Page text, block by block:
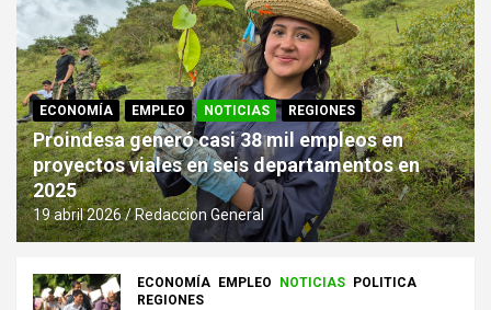
ECONOMÍA EMPLEO NOTICIAS REGIONES
Proindesa generó casi 38 mil empleos en
proyectos viales en seis departamentos en
2025
19 abril 2026 Redaccion General
ECONOMÍA EMPLEO NOTICIAS POLITICA
REGIONES